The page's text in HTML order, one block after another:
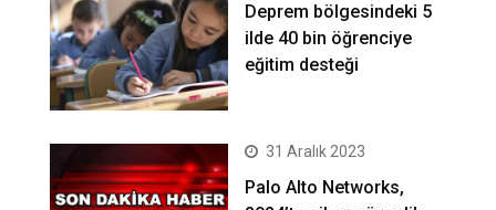
Deprem bölgesindeki 5
ilde 40 bin öğrenciye
eğitim desteği
31 Aralık 2023
Palo Alto Networks,